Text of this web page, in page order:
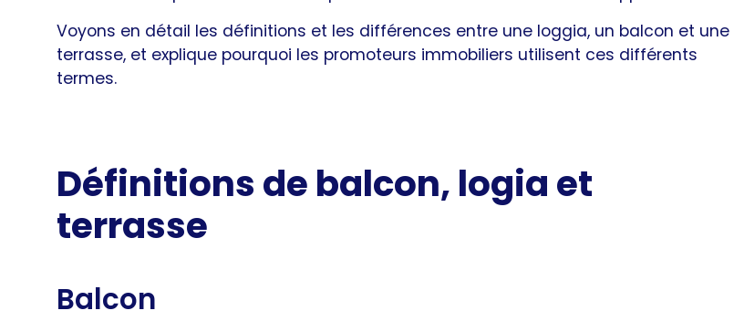
Voyons en détail les définitions et les différences entre une loggia, un balcon et une
terrasse, et explique pourquoi les promoteurs immobiliers utilisent ces différents
termes.
Définitions de balcon, logia et
terrasse
Balcon